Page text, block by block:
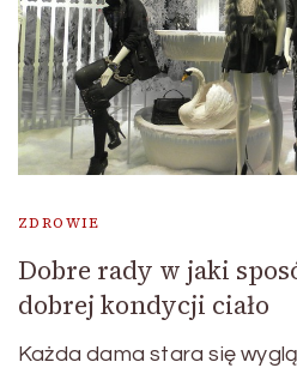
ZDROWIE
Dobre rady w jaki
dobrej kondycji ciało
Każda dama stara się